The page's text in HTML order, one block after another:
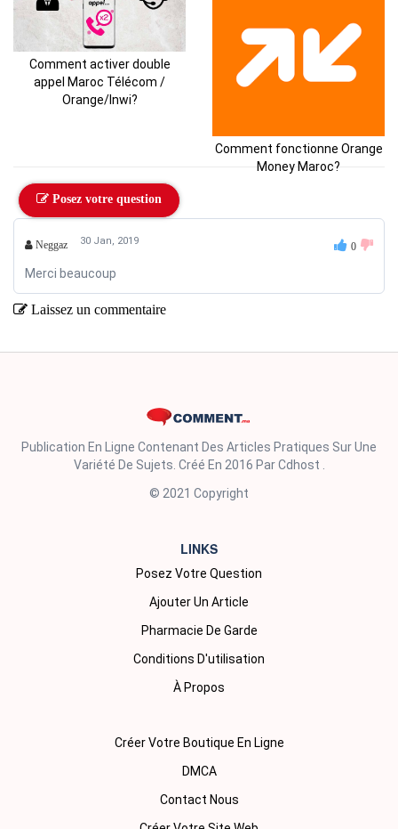
Comment activer double
appel Maroc Télécom /
Orange/Inwi?
Comment fonctionne Orange
Money Maroc?
Posez votre question
Neggaz 30 Jan, 2019 0
Merci beaucoup
Laissez un commentaire
Publication En Ligne Contenant Des Articles Pratiques Sur Une
Variété De Sujets. Créé En 2016 Par Cdhost .
© 2021 Copyright
LINKS
Posez Votre Question
Ajouter Un Article
Pharmacie De Garde
Conditions D'utilisation
À Propos
Créer Votre Boutique En Ligne
DMCA
Contact Nous